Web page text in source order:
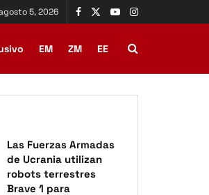
5, 2026
EM ZM EE
Las Fuerzas Armadas
de Ucrania utilizan
robots terrestres
Brave 1 para